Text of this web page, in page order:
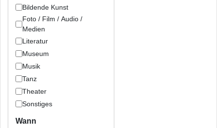
Bildende Kunst
Foto / Film / Audio /
Medien
Literatur
Museum
Musik
Tanz
Theater
Sonstiges
Wann